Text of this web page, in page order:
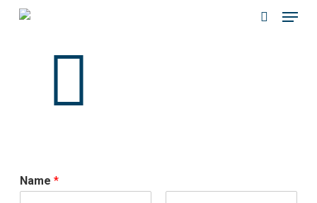
Skip
Menu
Name *